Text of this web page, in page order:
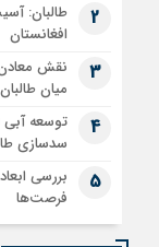
2
طالبان:
افغانستان
3
نقش
میان
4
توسعه آبی
سدسازی
5
بررسی
فرصت‌ها